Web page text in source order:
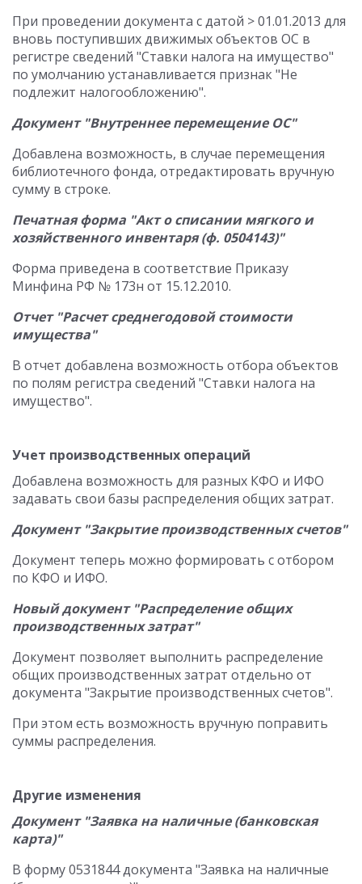
При проведении документа с датой > 01.01.2013 для
вновь поступивших движимых объектов ОС в
регистре сведений "Ставки налога на имущество"
по умолчанию устанавливается признак "Не
подлежит налогообложению".
Документ "Внутреннее перемещение ОС"
Добавлена возможность, в случае перемещения
библиотечного фонда, отредактировать вручную
сумму в строке.
Печатная форма "Акт о списании мягкого и
хозяйственного инвентаря (ф. 0504143)"
Форма приведена в соответствие Приказу
Минфина РФ № 173н от 15.12.2010.
Отчет "Расчет среднегодовой стоимости
имущества"
В отчет добавлена возможность отбора объектов
по полям регистра сведений "Ставки налога на
имущество".
Учет производственных операций
Добавлена возможность для разных КФО и ИФО
задавать свои базы распределения общих затрат.
Документ "Закрытие производственных счетов"
Документ теперь можно формировать с отбором
по КФО и ИФО.
Новый документ "Распределение общих
производственных затрат"
Документ позволяет выполнить распределение
общих производственных затрат отдельно от
документа "Закрытие производственных счетов".
При этом есть возможность вручную поправить
суммы распределения.
Другие изменения
Документ "Заявка на наличные (банковская
карта)"
В форму 0531844 документа "Заявка на наличные